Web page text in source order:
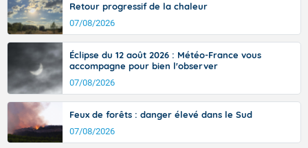
Retour progressif de la chaleur
07/08/2026
Éclipse du 12 août 2026 : Météo-France vous
accompagne pour bien l'observer
07/08/2026
Feux de forêts : danger élevé dans le Sud
07/08/2026